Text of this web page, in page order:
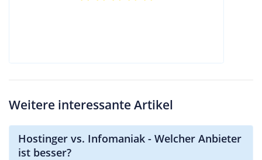
Weitere interessante Artikel
Hostinger vs. Infomaniak - Welcher Anbieter
ist besser?